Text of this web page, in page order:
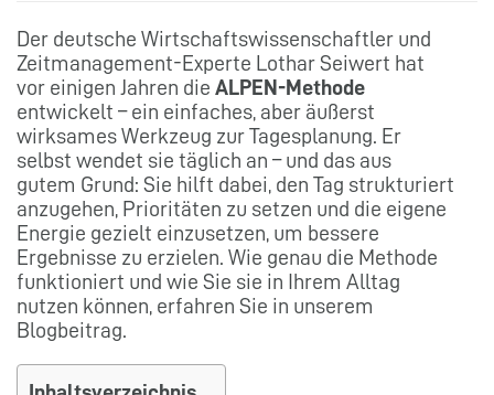
Der deutsche Wirtschaftswissenschaftler und
Zeitmanagement-Experte Lothar Seiwert hat
vor einigen Jahren die ALPEN-Methode
entwickelt – ein einfaches, aber äußerst
wirksames Werkzeug zur Tagesplanung. Er
selbst wendet sie täglich an – und das aus
gutem Grund: Sie hilft dabei, den Tag strukturiert
anzugehen, Prioritäten zu setzen und die eigene
Energie gezielt einzusetzen, um bessere
Ergebnisse zu erzielen. Wie genau die Methode
funktioniert und wie Sie sie in Ihrem Alltag
nutzen können, erfahren Sie in unserem
Blogbeitrag.